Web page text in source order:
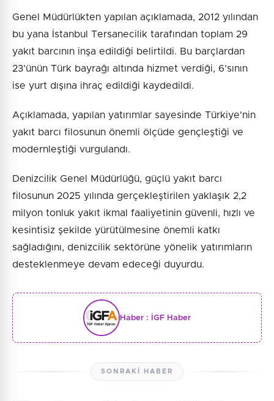
Genel Müdürlükten yapılan açıklamada, 2012 yılından
bu yana İstanbul Tersanecilik tarafından toplam 29
yakıt barcının inşa edildiği belirtildi. Bu barçlardan
23’ünün Türk bayrağı altında hizmet verdiği, 6’sının
ise yurt dışına ihraç edildiği kaydedildi.
Açıklamada, yapılan yatırımlar sayesinde Türkiye'nin
yakıt barcı filosunun önemli ölçüde gençleştiği ve
modernleştiği vurgulandı.
Denizcilik Genel Müdürlüğü, güçlü yakıt barcı
filosunun 2025 yılında gerçekleştirilen yaklaşık 2,2
milyon tonluk yakıt ikmal faaliyetinin güvenli, hızlı ve
kesintisiz şekilde yürütülmesine önemli katkı
sağladığını, denizcilik sektörüne yönelik yatırımların
desteklenmeye devam edeceği duyurdu.
Haber : İGF Haber
SONRAKI HABER